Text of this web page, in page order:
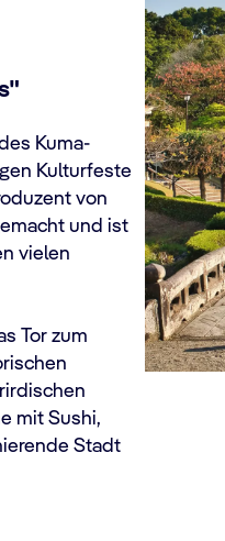
Kuma-
Kulturfeste
von
und ist
vielen
Tor zum
mit Sushi,
Stadt